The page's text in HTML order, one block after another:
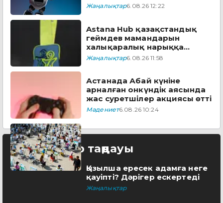
бірқатар көшеде қозғалыс
шектеледі
Жаңалықтар6.08.26 12:22
Astana Hub қазақстандық
геймдев мамандарын
халықаралық нарыққа
дайындайтын тегін
бағдарламаға өтінім
Жаңалықтар6.08.26 11:58
Астанада Абай күніне
арналған онкүндік аясында
жас суретшілер акциясы өтті
Мәдениет6.08.26 10:24
Редактор таңдауы
Қызылша ересек адамға неге
қауіпті? Дәрігер ескертеді
Жаңалықтар